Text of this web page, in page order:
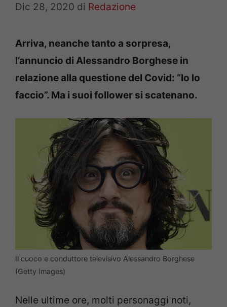
Dic 28, 2020 di Redazione
Arriva, neanche tanto a sorpresa,
l’annuncio di Alessandro Borghese in
relazione alla questione del Covid: “Io lo
faccio”. Ma i suoi follower si scatenano.
Il cuoco e conduttore televisivo Alessandro Borghese
(Getty Images)
Nelle ultime ore, molti personaggi noti,